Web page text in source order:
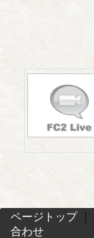
ページトップ｜
合わせ